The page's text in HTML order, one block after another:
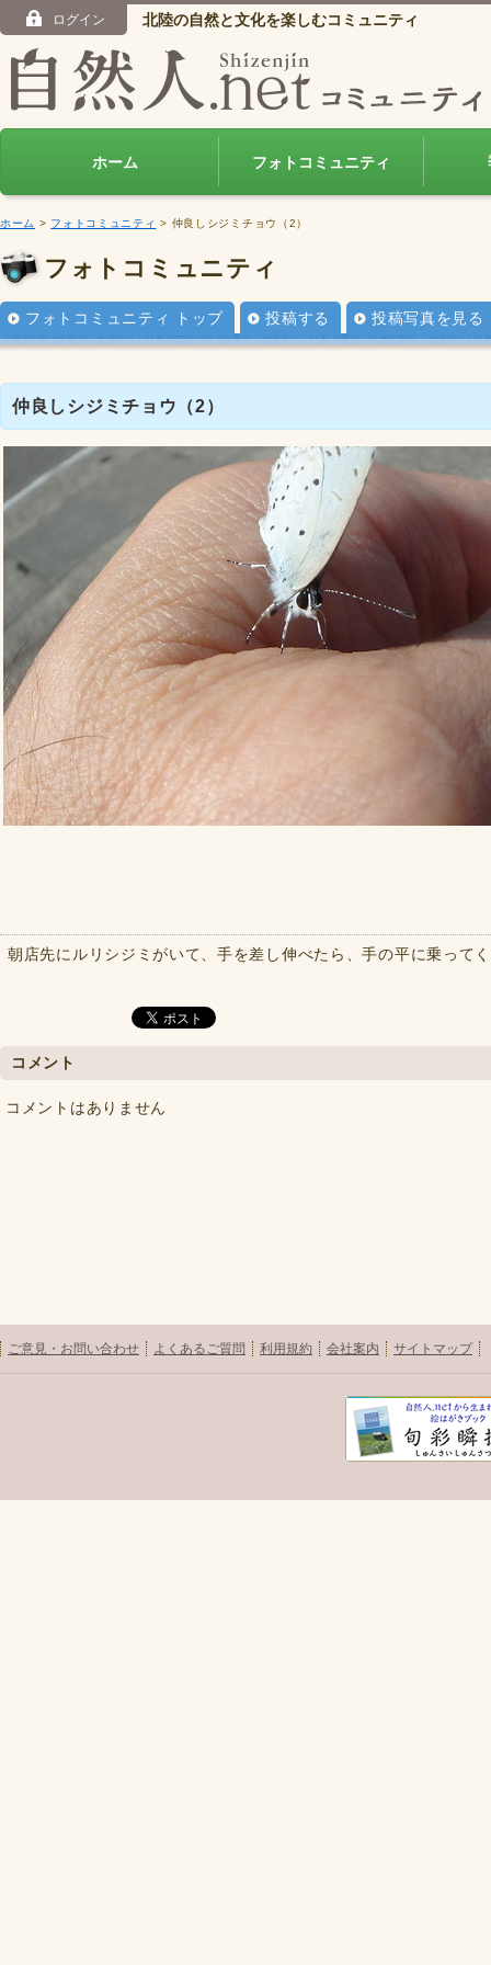
ログイン 北陸の自然と文化を楽しむコミュニティ
ホーム フォトコミュニティ
ホーム > フォトコミュニティ > 仲良しシジミチョウ（2）
フォトコミュニティ
フォトコミュニティ トップ 投稿する 投稿写真を見る
仲良しシジミチョウ（2）
朝店先にルリシジミがいて、手を差し伸べたら、手の平に乗って
コメント
コメントはありません
ご意見・お問い合わせ よくあるご質問 利用規約 会社案内 サイトマップ